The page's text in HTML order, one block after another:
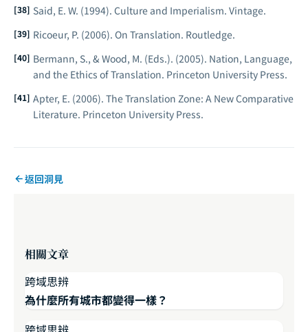
Said, E. W. (1994). Culture and Imperialism. Vintage.
Ricoeur, P. (2006). On Translation. Routledge.
Bermann, S., & Wood, M. (Eds.). (2005). Nation, Language,
and the Ethics of Translation. Princeton University Press.
Apter, E. (2006). The Translation Zone: A New Comparative
Literature. Princeton University Press.
返回洞見
相關文章
跨域思辨
為什麼所有城市都變得一樣？